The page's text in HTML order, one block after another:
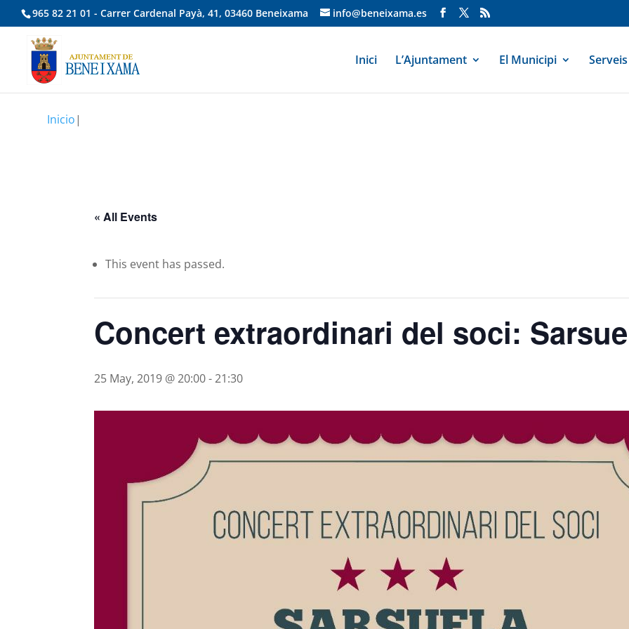
965 82 21 01 - Carrer Cardenal Payà, 41, 03460 Beneixama info@beneixama.es
Inici L’Ajuntament El Municipi Serveis
Inicio|
« All Events
This event has passed.
Concert extraordinari del soci:
25 May, 2019 @ 20:00-21:30